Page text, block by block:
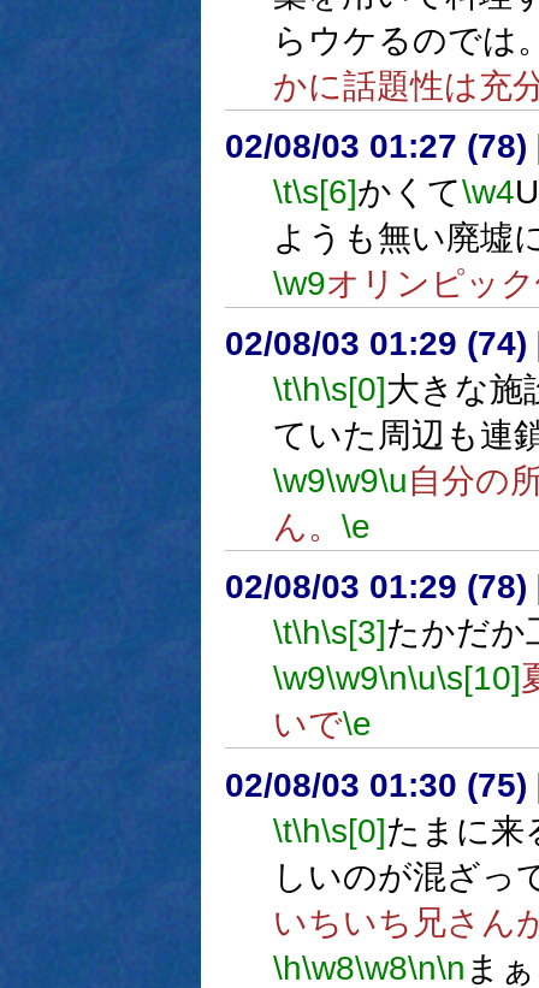
らウケるのでは
かに話題性は充
02/08/03 01:27 (78)
\t\s[6]かくて\w4
ようも無い廃墟
\w9オリンピッ
02/08/03 01:29 (74)
\t\h\s[0]大きな施
ていた周辺も連
\w9\w9\u自分の
ん。 \e
02/08/03 01:29 (78)
\t\h\s[3]たかだか
\w9\w9\n\u\s[10]
いで\e
02/08/03 01:30 (75)
\t\h\s[0]たまに来
しいのが混ざっ
いちいち兄さん
\h\w8\w8\n\n ま